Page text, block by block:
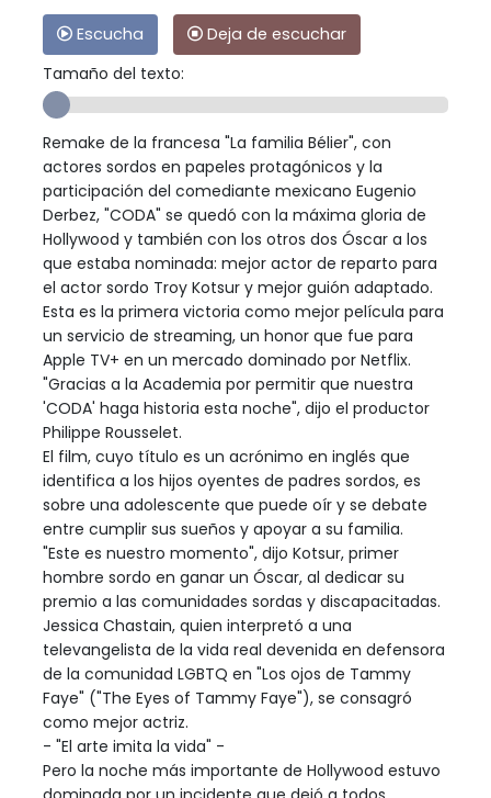
Escucha
Deja de escuchar
Tamaño del texto:
Remake de la francesa "La familia Bélier", con
actores sordos en papeles protagónicos y la
participación del comediante mexicano Eugenio
Derbez, "CODA" se quedó con la máxima gloria de
Hollywood y también con los otros dos Óscar a los
que estaba nominada: mejor actor de reparto para
el actor sordo Troy Kotsur y mejor guión adaptado.
Esta es la primera victoria como mejor película para
un servicio de streaming, un honor que fue para
Apple TV+ en un mercado dominado por Netflix.
"Gracias a la Academia por permitir que nuestra
'CODA' haga historia esta noche", dijo el productor
Philippe Rousselet.
El film, cuyo título es un acrónimo en inglés que
identifica a los hijos oyentes de padres sordos, es
sobre una adolescente que puede oír y se debate
entre cumplir sus sueños y apoyar a su familia.
"Este es nuestro momento", dijo Kotsur, primer
hombre sordo en ganar un Óscar, al dedicar su
premio a las comunidades sordas y discapacitadas.
Jessica Chastain, quien interpretó a una
televangelista de la vida real devenida en defensora
de la comunidad LGBTQ en "Los ojos de Tammy
Faye" ("The Eyes of Tammy Faye"), se consagró
como mejor actriz.
- "El arte imita la vida" -
Pero la noche más importante de Hollywood estuvo